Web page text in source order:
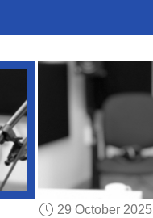
29 October 2025